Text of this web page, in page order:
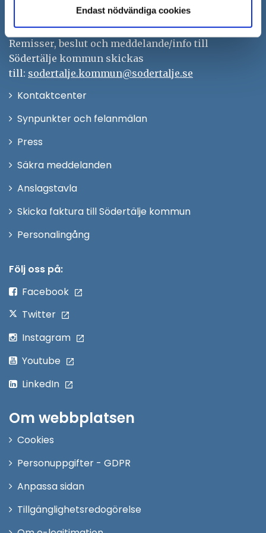
Endast nödvändiga cookies
kontaktcenter@sodertalje.se
Org.nr. 212000–0159
Remisser, beslut och meddelande/info till
Södertälje kommun skickas
till: sodertalje.kommun@sodertalje.se
KontaktcenterÖppna
Synpunkter och felanmälan
Press
fönster
Säkra meddelanden
Anslagstavla
Skicka faktura till Södertälje kommun
PersonalingångÖppna
Följ oss på:
Facebook
Twitter
Instagram
Youtube
LinkedIn
Om webbplatsen
Cookies
Personuppgifter - GDPR
Anpassa sidan
Tillgänglighetsredogörelse